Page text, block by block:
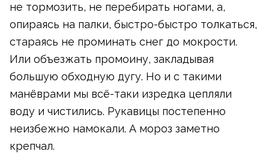
не тормозить, не перебирать ногами, а,
опираясь на палки, быстро-быстро толкаться,
стараясь не проминать снег до мокрости.
Или объезжать промоину, закладывая
большую обходную дугу. Но и с такими
манёврами мы всё-таки изредка цепляли
воду и чистились. Рукавицы постепенно
неизбежно намокали. А мороз заметно
крепчал.